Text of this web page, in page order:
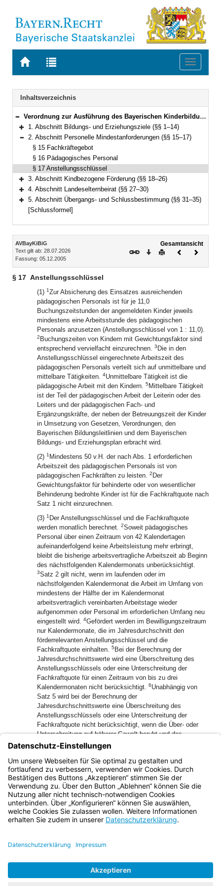
Zur
BAYERN.RECHT
Zur
letzten
Suche
Toggle
Navigation
Inhaltsverzeichnis
Bereich reduzieren
Verordnung zur Ausführung des Bayerischen Kinderbildungs- und -betreuungsgesetzes (Kinderbildungsverordnung – AVBayKiBiG) Vom 5. Dezember 2005 (GVBl. S. 633) BayRS 2231-1-1-A (§§ 1–35)
Bereich erweitern
1. Abschnitt Bildungs- und Erziehungsziele (§§ 1–14)
Bereich reduzieren
2. Abschnitt Personelle Mindestanforderungen (§§ 15–17)
§ 15 Fachkräftegebot
§ 16 Pädagogisches Personal
§ 17 Anstellungsschlüssel
Bereich erweitern
3. Abschnitt Kindbezogene Förderung (§§ 18–26)
Bereich erweitern
4. Abschnitt Landeselternbeirat (§§ 27–30)
Bereich erweitern
5. Abschnitt Übergangs- und Schlussbestimmung (§§ 31–35)
[Schlussformel]
Inhalt
AVBayKiBiG
Text gilt ab: 28.07.2026
Fassung: 05.12.2005
Gesamtansicht
Download
DruckenVorheriges
§ 17 Anstellungsschlüssel
(1) 1Zur Absicherung des Einsatzes ausreichenden
pädagogischen Personals ist für je 11,0
Buchungszeitstunden der angemeldeten Kinder jeweils
mindestens eine Arbeitsstunde des pädagogischen
Personals anzusetzen (Anstellungsschlüssel von 1 : 11,0).
2 Buchungszeiten von Kindern mit Gewichtungsfaktor sind
entsprechend vervielfacht einzurechnen. 3 Die in den
Anstellungsschlüssel eingerechnete Arbeitszeit des
pädagogischen Personals verteilt sich auf unmittelbare und
mittelbare Tätigkeiten. 4Unmittelbare Tätigkeit ist die
pädagogische Arbeit mit den Kindern. 5 Mittelbare Tätigkeit
ist der Teil der pädagogischen Arbeit der Leiterin oder des
Leiters und der pädagogischen Fach- und
Ergänzungskräfte, der neben der Betreuungszeit der Kinder
in Umsetzung von Gesetzen, Verordnungen, den
Bayerischen Bildungsleitlinien und dem Bayerischen
Bildungs- und Erziehungsplan erbracht wird.
(2) 1 Mindestens 50 v.H. der nach Abs. 1 erforderlichen
Arbeitszeit des pädagogischen Personals ist von
pädagogischen Fachkräften zu leisten. 2 Der
Gewichtungsfaktor für behinderte oder von wesentlicher
Behinderung bedrohte Kinder ist für die Fachkraftquote nach
Satz 1 nicht einzurechnen.
(3) 1 Der Anstellungsschlüssel und die Fachkraftquote
werden monatlich berechnet. 2Soweit pädagogisches
Personal über einen Zeitraum von 42 Kalendertagen
aufeinanderfolgend keine Arbeitsleistung mehr erbringt,
bleibt die bisherige arbeitsvertragliche Arbeitszeit ab Beginn
des nächstfolgenden Kalendermonats unberücksichtigt.
3Satz 2 gilt nicht, wenn im laufenden oder im
nächstfolgenden Kalendermonat die Arbeit im Umfang von
mindestens der Hälfte der im Kalendermonat
arbeitsvertraglich vereinbarten Arbeitstage wieder
aufgenommen oder Personal im erforderlichen Umfang neu
eingestellt wird. 4Gefördert werden im Bewilligungszeitraum
nur Kalendermonate, die im Jahresdurchschnitt den
förderrelevanten Anstellungsschlüssel und die
Fachkraftquote einhalten. 5 Bei der Berechnung der
Jahresdurchschnittswerte wird eine Überschreitung des
Anstellungsschlüssels oder eine Unterschreitung der
Fachkraftquote für einen Zeitraum von bis zu drei
Kalendermonaten nicht berücksichtigt. 6Unabhängig von
Satz 5 wird bei der Berechnung der
Jahresdurchschnittswerte eine Überschreitung des
Anstellungsschlüssels oder eine Unterschreitung der
Fachkraftquote nicht berücksichtigt, wenn die Über- oder
Unterschreitung auf höherer Gewalt beruht und das
Staatsministerium zustimmt, für den Zeitraum, in dem die
höhere Gewalt andauert.
Art. 9 Abs. 2 Satz 2 BayKiBiG gelten die Sätze 2 und 3
entsprechend.8§ 45 SGB VIII bleibt unberührt.
Bayern.de
BayernPortal
Impressum